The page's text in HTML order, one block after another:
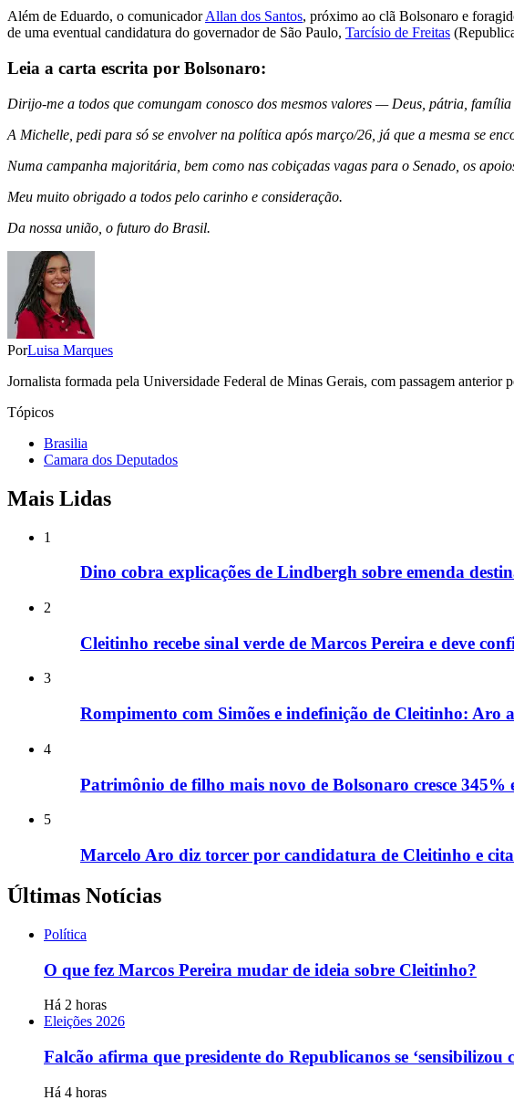
Além de Eduardo, o comunicadorAllan dos Santos, próximo ao clã Bolsonaro e
de uma eventual candidatura do governador de São Paulo, Tarcísio de Freitas
Leia a carta escrita por Bolsonaro:
Dirijo-me a todos que comungam conosco dos mesmos valores — Deus, pátria,
A Michelle, pedi para só se envolver na política após março/26, já que a mesma se
Numa campanha majoritária, bem como nas cobiçadas vagas para o Senado, os
Meu muito obrigado a todos pelo carinho e consideração.
Da nossa união, o futuro do Brasil.
PorLuisa Marques
Jornalista formada pela Universidade Federal de Minas Gerais, com passagem
Tópicos
Brasilia
Camara dos Deputados
Mais Lidas
1
Dino cobra explicações de Lindbergh sobre emenda
2
Cleitinho recebe sinal verde de Marcos Pereira e deve
3
Rompimento com Simões e indefinição de Cleitinho: Aro
4
Patrimônio de filho mais novo de Bolsonaro cresce 345%
5
Marcelo Aro diz torcer por candidatura de Cleitinho e
Últimas Notícias
Política
O que fez Marcos Pereira mudar de ideia sobre Cleitinho?
Há 2 horas
Eleições 2026
Falcão afirma que presidente do Republicanos se
Há 4 horas